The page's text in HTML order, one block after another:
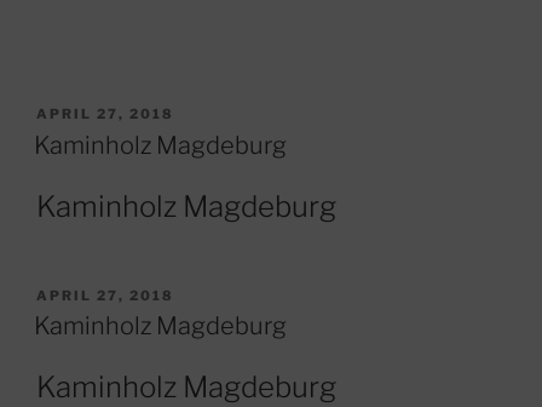
VERÖFFENTLICHT
AM
APRIL 27, 2018
Kaminholz Magdeburg
Kaminholz Magdeburg
VERÖFFENTLICHT
AM
APRIL 27, 2018
Kaminholz Magdeburg
Kaminholz Magdeburg